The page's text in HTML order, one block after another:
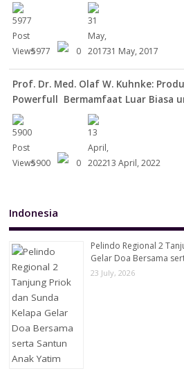
5977 0 31 May, 2017
Prof. Dr. Med. Olaf W. Kuhnke:
Powerfull Bermamfaat Luar Biasa
5900 0 13 April, 2022
Indonesia
Pelindo Regional 2
Gelar Doa Bersama
23 July, 2026